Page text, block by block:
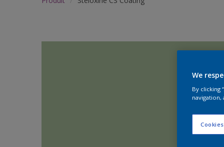
We
By clicking
navigation,